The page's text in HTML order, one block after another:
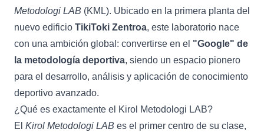
Metodologi LAB (KML). Ubicado en la primera planta del
nuevo edificio TikiToki Zentroa, este laboratorio nace
con una ambición global: convertirse en el "Google" de
la metodología deportiva, siendo un espacio pionero
para el desarrollo, análisis y aplicación de conocimiento
deportivo avanzado.
¿Qué es exactamente el Kirol Metodologi LAB?
El Kirol Metodologi LAB es el primer centro de su clase,